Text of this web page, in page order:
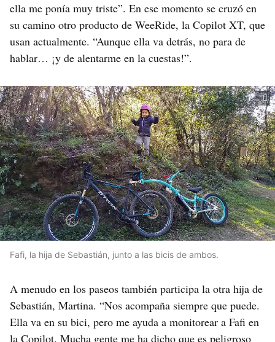
ella me ponía muy triste”. En ese momento se cruzó en
su camino otro producto de WeeRide, la Copilot XT, que
usan actualmente. “Aunque ella va detrás, no para de
hablar… ¡y de alentarme en la cuestas!”.
Fafi, la hija de Sebastián, junto a las bicis de ambos.
A menudo en los paseos también participa la otra hija de
Sebastián, Martina. “Nos acompaña siempre que puede.
Ella va en su bici, pero me ayuda a monitorear a Fafi en
la Copilot. Mucha gente me ha dicho que es peligroso